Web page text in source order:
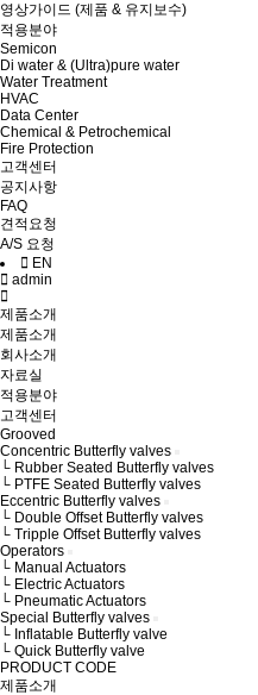
영상가이드 (제품 & 유지보수)
적용분야
Semicon
Di water & (Ultra)pure water
Water Treatment
HVAC
Data Center
Chemical & Petrochemical
Fire Protection
고객센터
공지사항
FAQ
견적요청
A/S 요청
EN
admin
제품소개
제품소개
회사소개
자료실
적용분야
고객센터
Grooved
Concentric Butterfly valves
└ Rubber Seated Butterfly valves
└ PTFE Seated Butterfly valves
Eccentric Butterfly valves
└ Double Offset Butterfly valves
└ Tripple Offset Butterfly valves
Operators
└ Manual Actuators
└ Electric Actuators
└ Pneumatic Actuators
Special Butterfly valves
└ Inflatable Butterfly valve
└ Quick Butterfly valve
PRODUCT CODE
제품소개